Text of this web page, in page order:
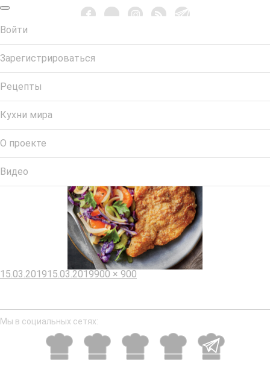
Войти
Зарегистрироваться
Рецепты
Кухни мира
О проекте
Видео
6104001_DTNOV_06
Опубликовано
15.03.201915.03.2019Полный
900 × 900
Мы в социальных сетях: